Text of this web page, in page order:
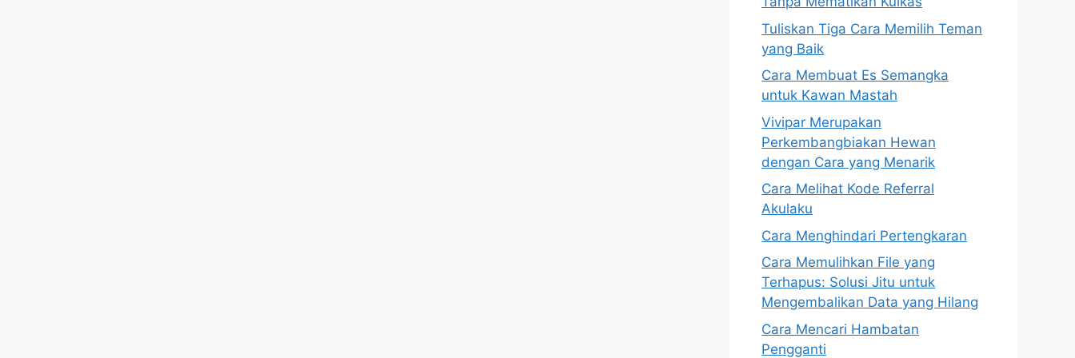
Tuliskan Tiga Cara Memilih Teman
yang Baik
Cara Membuat Es Semangka
untuk Kawan Mastah
Vivipar Merupakan
Perkembangbiakan Hewan
dengan Cara yang Menarik
Cara Melihat Kode Referral
Akulaku
Cara Menghindari Pertengkaran
Cara Memulihkan File yang
Terhapus: Solusi Jitu untuk
Mengembalikan Data yang Hilang
Cara Mencari Hambatan
Pengganti